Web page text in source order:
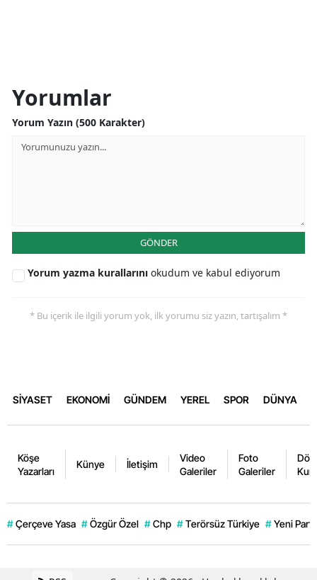
Yorumlar
Yorum Yazın (500 Karakter)
GÖNDER
Yorum yazma kurallarını okudum ve kabul ediyorum
* Bu içerik ile ilgili yorum yok, ilk yorumu siz yazın, tartışalım *
SİYASET EKONOMİ GÜNDEM YEREL SPOR DÜNYA
Köşe
Yazarları
Künye İletişim
Video
Galeriler
Foto
Galeriler
# Çerçeve Yasa # Özgür Özel # Chp # Terörsüz Türkiye # Yeni Parti